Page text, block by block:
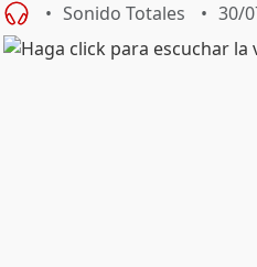
Sonido Totales 30/